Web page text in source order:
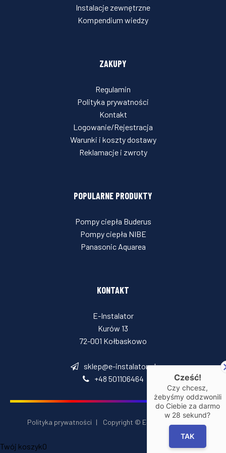
Instalacje zewnętrzne
Kompendium wiedzy
ZAKUPY
Regulamin
Polityka prywatności
Kontakt
Logowanie/Rejestracja
Warunki i koszty dostawy
Reklamacje i zwroty
POPULARNE PRODUKTY
Pompy ciepła Buderus
Pompy ciepła NIBE
Panasonic Aquarea
KONTAKT
E-Instalator
Kurów 13
72-001 Kołbaskowo
sklep@e-instalator.pl
+48 501106464
Polityka prywatności | Copyright © E‑Installator 2026
Twój koszyk0
Cześć!
Czy chcesz,
żebyśmy oddzwonili
do Ciebie za darmo
w 28 sekund?
TAK